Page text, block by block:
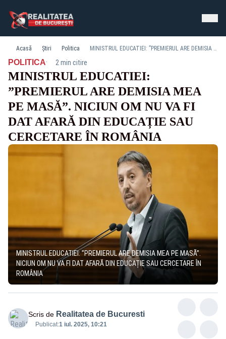
Acasă Știri Politica MINISTRUL EDUCATIEI: ”PREMIERUL ARE DEMISIA MEA PE MASĂ”. NICIUN OM NU VA FI DAT AFARĂ DIN EDUCAȚIE SAU CERCETARE ÎN ROMÂNIA
POLITICA· 2 min citire
MINISTRUL EDUCATIEI:
”PREMIERUL ARE DEMISIA MEA
PE MASĂ”. NICIUN OM NU VA FI
DAT AFARĂ DIN EDUCAȚIE SAU
CERCETARE ÎN ROMÂNIA
MINISTRUL EDUCATIEI: ”PREMIERUL ARE DEMISIA MEA PE MASĂ”.
NICIUN OM NU VA FI DAT AFARĂ DIN EDUCAȚIE SAU CERCETARE ÎN
ROMÂNIA
Scris de Realitatea de Bucuresti
Publicat:1 iul. 2025, 10:21